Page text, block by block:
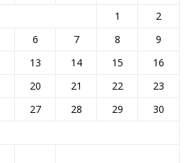
1
2
6 7 8
9
13 14 15
16
20 21 22
23
27 28 29
30